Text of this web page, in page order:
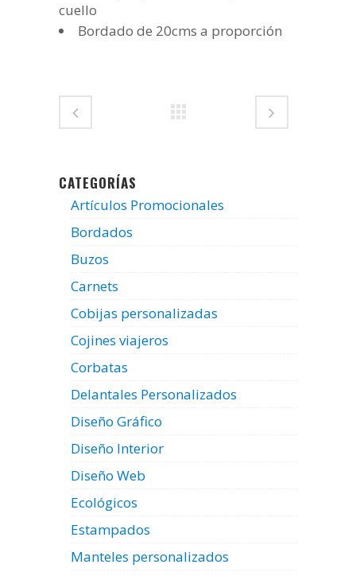
cuello
Bordado de 20cms a proporción
CATEGORÍAS
Artículos Promocionales
Bordados
Buzos
Carnets
Cobijas personalizadas
Cojines viajeros
Corbatas
Delantales Personalizados
Diseño Gráfico
Diseño Interior
Diseño Web
Ecológicos
Estampados
Manteles personalizados